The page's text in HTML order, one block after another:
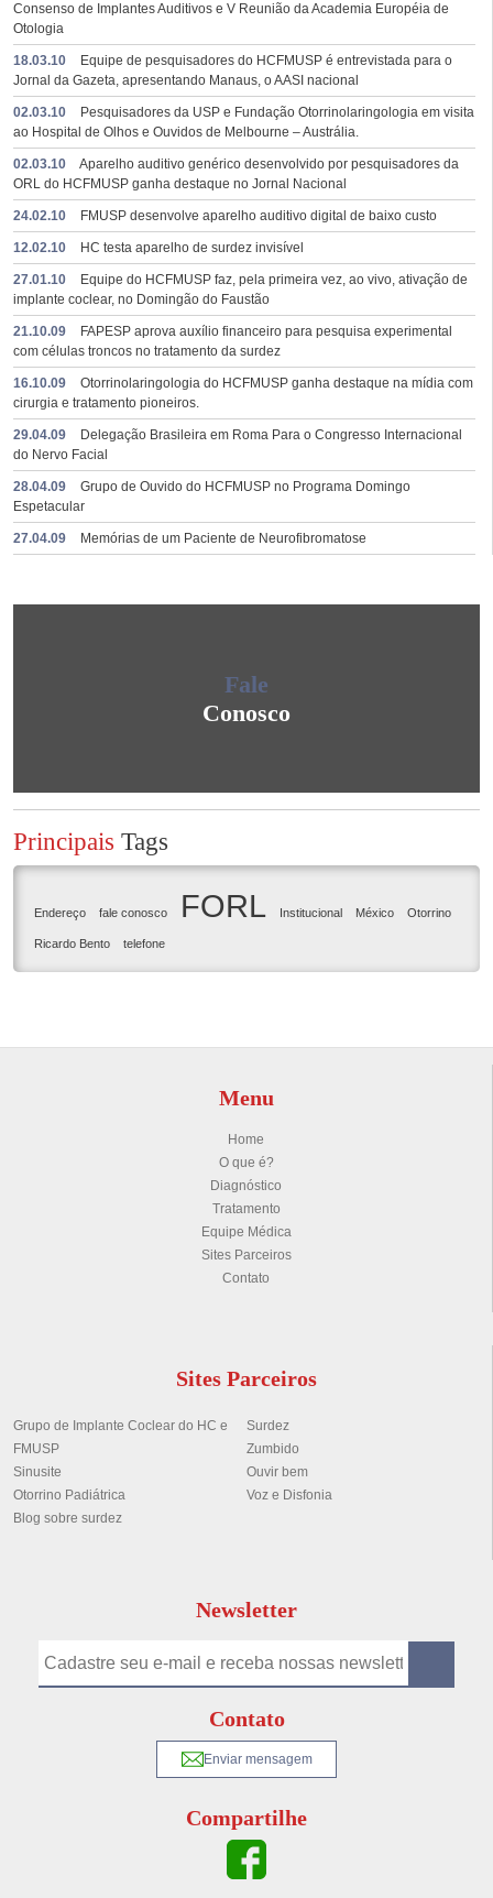
Consenso de Implantes Auditivos e V Reunião da Academia Européia de
Otologia
18.03.10
Equipe de pesquisadores do HCFMUSP é entrevistada para o
Jornal da Gazeta, apresentando Manaus, o AASI nacional
02.03.10
Pesquisadores da USP e Fundação Otorrinolaringologia em visita
ao Hospital de Olhos e Ouvidos de Melbourne – Austrália.
02.03.10
Aparelho auditivo genérico desenvolvido por pesquisadores da
ORL do HCFMUSP ganha destaque no Jornal Nacional
24.02.10 FMUSP desenvolve aparelho auditivo digital de baixo custo
12.02.10 HC testa aparelho de surdez invisível
27.01.10
Equipe do HCFMUSP faz, pela primeira vez, ao vivo, ativação de
implante coclear, no Domingão do Faustão
21.10.09
FAPESP aprova auxílio financeiro para pesquisa experimental
com células troncos no tratamento da surdez
16.10.09
Otorrinolaringologia do HCFMUSP ganha destaque na mídia com
cirurgia e tratamento pioneiros.
29.04.09
Delegação Brasileira em Roma Para o Congresso Internacional
do Nervo Facial
28.04.09
Grupo de Ouvido do HCFMUSP no Programa Domingo
Espetacular
27.04.09 Memórias de um Paciente de Neurofibromatose
Fale
Conosco
Principais Tags
Endereço fale conosco FORL Institucional México Otorrino
Ricardo Bento telefone
Menu
Home
O que é?
Diagnóstico
Tratamento
Equipe Médica
Sites Parceiros
Contato
Sites Parceiros
Grupo de Implante Coclear do HC e
FMUSP
Surdez
Zumbido
Sinusite
Ouvir bem
Otorrino Padiátrica
Voz e Disfonia
Blog sobre surdez
Newsletter
Contato
Enviar mensagem
Compartilhe